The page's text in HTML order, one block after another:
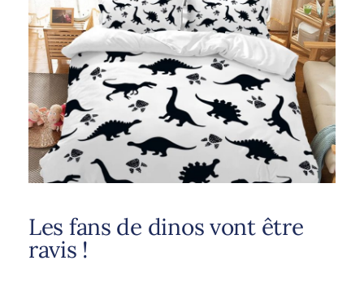
Les fans de dinos vont être
ravis !